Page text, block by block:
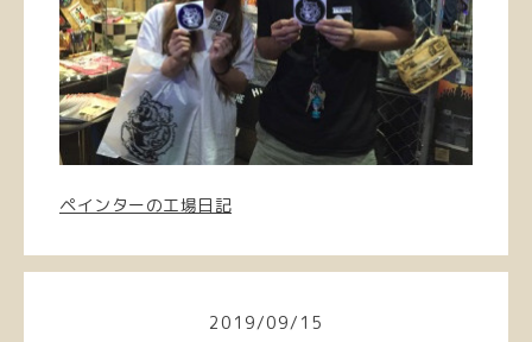
ペインターの工場日記
2019/09/ 15